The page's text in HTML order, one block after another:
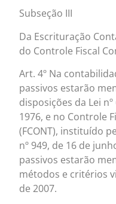
Subseção III
Da Escrituração
do Controle Fiscal
Art. 4º Na
passivos estarão
disposições da Lei
1976, e no Controle
(FCONT), instituído
nº 949, de 16 de
passivos estarão
métodos e critérios
de 2007.